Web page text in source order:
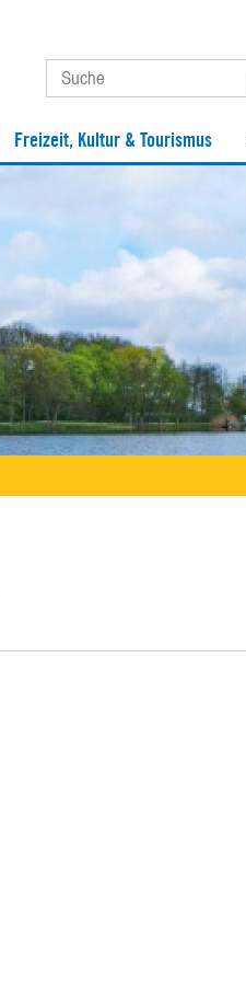
Freizeit, Kultur & Tourismus